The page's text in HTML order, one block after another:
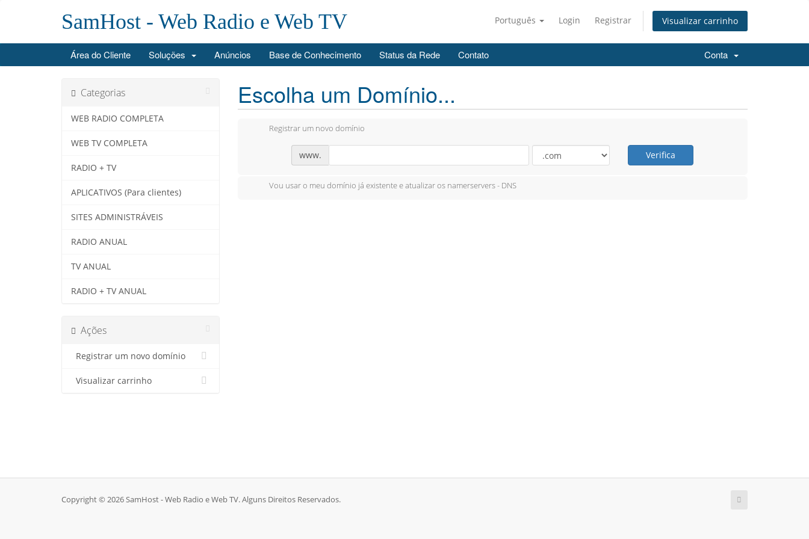
Português Login Registrar Visualizar carrinho
SamHost - Web Radio e Web TV
Área do Cliente Soluções Anúncios Base de Conhecimento Status da Rede Contato Conta
Categorias
WEB RADIO COMPLETA
WEB TV COMPLETA
RADIO + TV
APLICATIVOS (Para clientes)
SITES ADMINISTRÁVEIS
RADIO ANUAL
TV ANUAL
RADIO + TV ANUAL
Ações
Registrar um novo domínio
Visualizar carrinho
Escolha um Domínio...
Registrar um novo domínio
www. Verifica
Vou usar o meu domínio já existente e atualizar os namerservers - DNS
Copyright © 2026 SamHost - Web Radio e Web TV. Alguns Direitos Reservados.